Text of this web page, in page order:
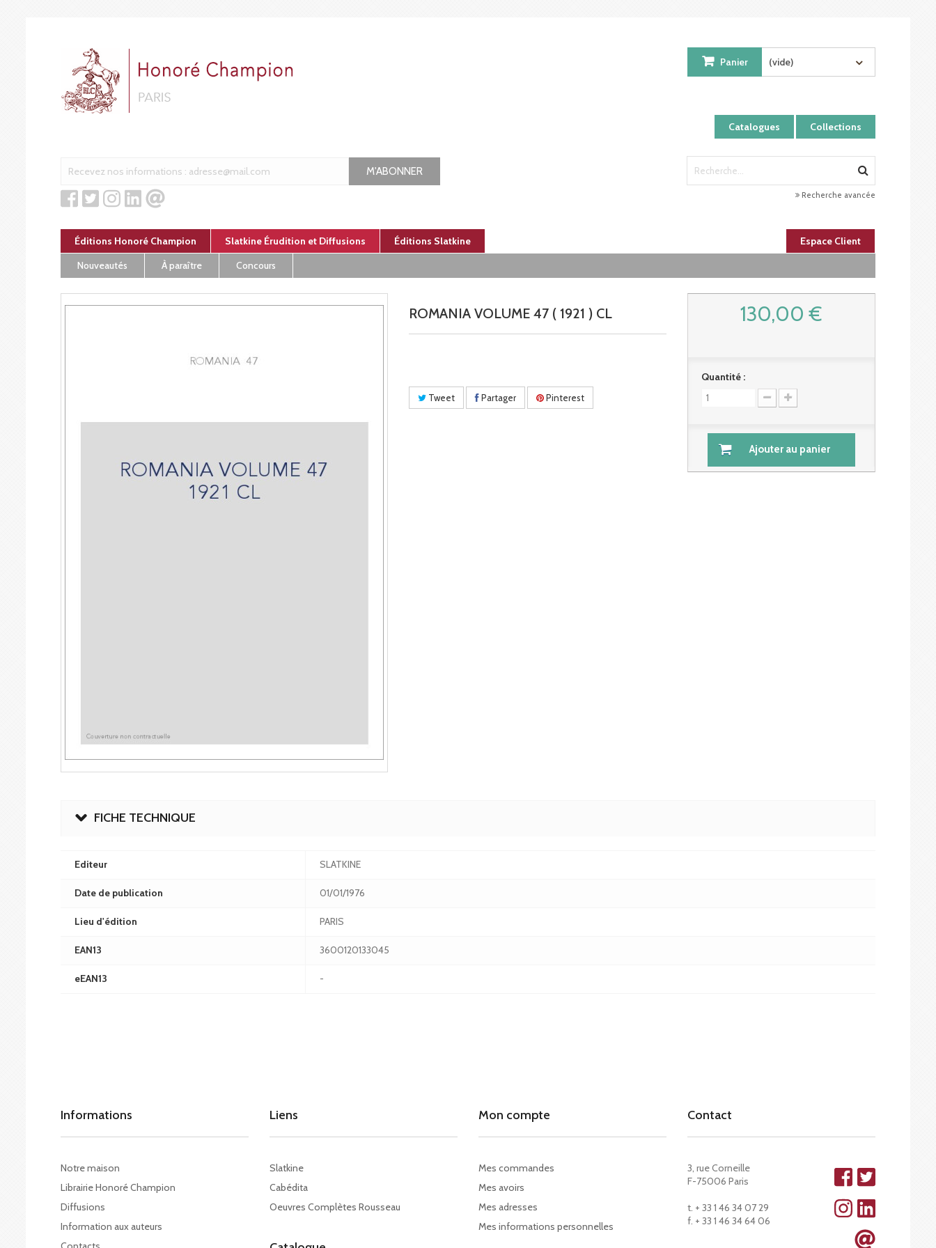
Catalogues Collections
Panier (vide)
M'ABONNER
Recherche avancée
Éditions Honoré Champion Slatkine Érudition et Diffusions Éditions Slatkine
Espace Client
Nouveautés
À paraître Concours
ROMANIA VOLUME 47 ( 1921 ) CL
Tweet Partager Pinterest
130,00 €
Quantité :
Ajouter au panier
FICHE TECHNIQUE
Editeur SLATKINE
Date de publication 01/01/1976
Lieu d'édition PARIS
EAN13 3600120133045
eEAN13 -
Informations
Notre maison
Librairie Honoré Champion
Diffusions
Information aux auteurs
Liens
Slatkine
Cabédita
Oeuvres Complètes Rousseau
Mon compte
Mes commandes
Mes avoirs
Mes adresses
Mes informations personnelles
Contact
3, rue Corneille
F-75006 Paris
t. + 33 1 46 34 07 29
f. + 33 1 46 34 64 06